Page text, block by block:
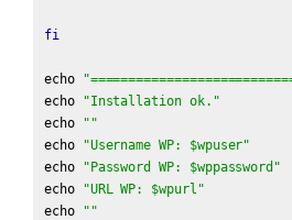
fi
echo
echo
"Installation ok."
echo
""
echo
"Username WP: $wpuser"
echo
"Password WP: $wppassword"
echo
"URL WP: $wpurl"
echo
""